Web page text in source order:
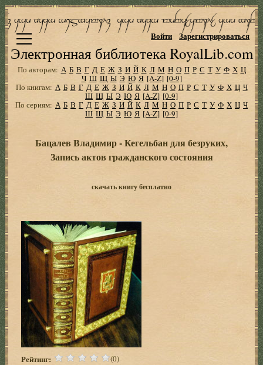
Электронная библиотека RoyalLib.com
Войти Зарегистрироваться
По авторам: А Б В Г Д Е Ж З И Й К Л М Н О П Р С Т У Ф Х Ц
Ч Ш Щ Ы Э Ю Я [A-Z] [0-9]
По книгам: А Б В Г Д Е Ж З И Й К Л М Н О П Р С Т У Ф Х Ц Ч
Ш Щ Ы Э Ю Я [A-Z] [0-9]
По сериям: А Б В Г Д Е Ж З И Й К Л М Н О П Р С Т У Ф Х Ц Ч
Ш Щ Ы Э Ю Я [A-Z] [0-9]
Бацалев Владимир - Кегельбан для безруких,
Запись актов гражданского состояния
скачать книгу бесплатно
Рейтинг: (0)